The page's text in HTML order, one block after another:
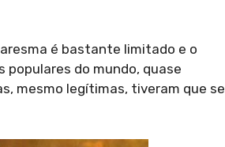
é bastante limitado e o
populares do mundo, quase
mesmo legítimas, tiveram que se